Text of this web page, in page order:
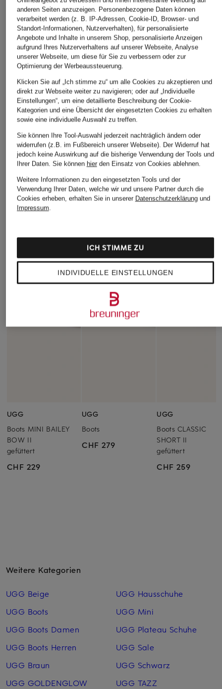
UGG
Boots CLASSIC MINI II
CHF 209
UGG
Boots CLASSIC ULTRA
MINI
CHF 189
UGG
Boots
II
ÄHNLICHE ARTIKEL ENTDECKEN
UGG
Boots MINI BAILEY
BOW II
gefüttert
CHF 229
UGG
Boots
CHF 279
UGG
Boots CLASSIC
SHORT II
gefüttert
CHF 259
Weitere Kategorien
UGG Beige
UGG Boots
UGG Boots Damen
UGG Boots Herren
UGG Braun
UGG GOLDENGLOW
UGG Hausschuhe
UGG Mini
UGG Plateau Schuhe
UGG Sale
UGG Schwarz
UGG TAZZ
anderen Seiten anzuzeigen. Personenbezogene Daten können
verarbeitet werden (z. B. IP-Adressen, Cookie-ID, Browser- und
Standort-Informationen, Nutzerverhalten), für personalisierte
Angebote und Inhalte in unserem Shop, personalisierte Anzeigen
aufgrund Ihres Nutzerverhaltens auf unserer Webseite, Analyse
unserer Webseite, um diese für Sie zu verbessern oder zur
Optimierung der Werbeaussteuerung.
Klicken Sie auf „Ich stimme zu“ um alle Cookies zu akzeptieren und
direkt zur Webseite weiter zu navigieren; oder auf „Individuelle
Einstellungen“, um eine detaillierte Beschreibung der Cookie-
Kategorien und eine Übersicht der eingesetzten Cookies zu erhalten
sowie eine individuelle Auswahl zu treffen.
Sie können Ihre Tool-Auswahl jederzeit nachträglich ändern oder
widerrufen (z.B. im Fußbereich unserer Webseite). Der Widerruf hat
jedoch keine Auswirkung auf die bisherige Verwendung der Tools und
Ihrer Daten. Sie können hierden Einsatz von Cookies ablehnen.
Weitere Informationen zu den eingesetzten Tools und der
Verwendung Ihrer Daten, welche wir und unsere Partner durch die
Cookies erheben, erhalten Sie in unserer Datenschutzerklärungund
Impressum.
INDIVIDUELLE EINSTELLUNGEN
ICH STIMME ZU